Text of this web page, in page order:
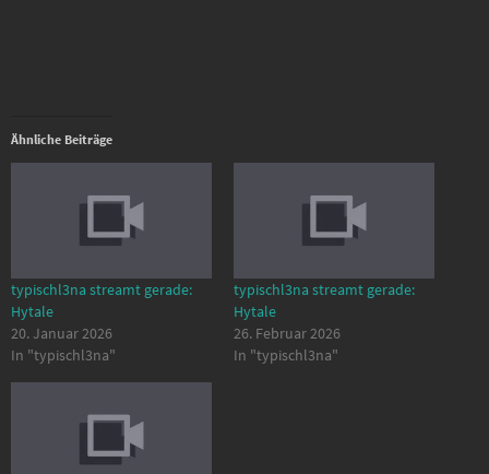
Ähnliche Beiträge
typischl3na streamt gerade:
Hytale
20. Januar 2026
In "typischl3na"
typischl3na streamt gerade:
Hytale
26. Februar 2026
In "typischl3na"